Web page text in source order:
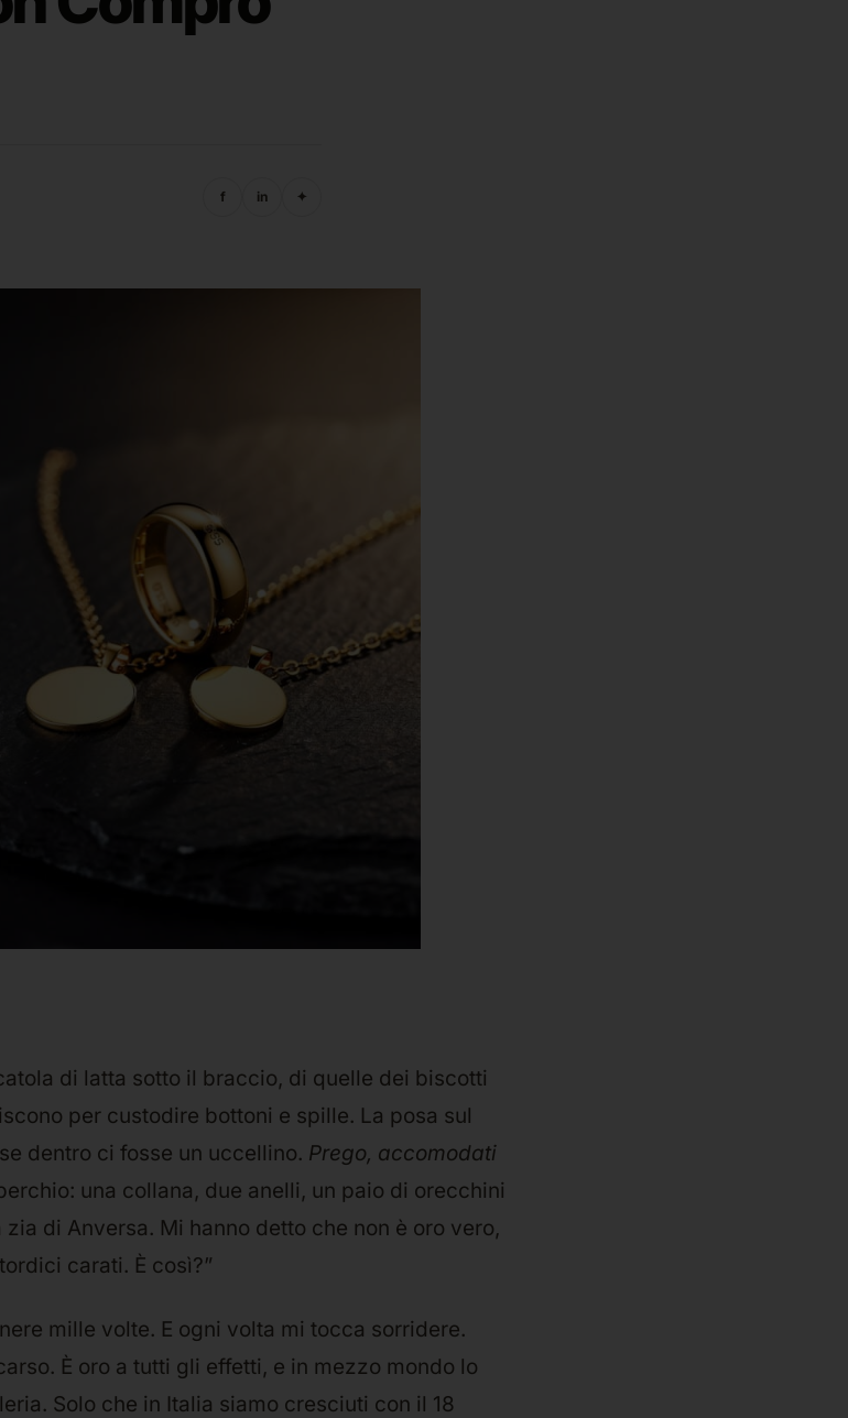
f in ✦
di latta sotto il braccio, di quelle dei biscotti
per custodire bottoni e spille. La posa sul
dentro ci fosse un uccellino. Prego, accomodati
una collana, due anelli, un paio di orecchini
di Anversa. Mi hanno detto che non è oro vero,
carati. È così?”
mille volte. E ogni volta mi tocca sorridere.
È oro a tutti gli effetti, e in mezzo mondo lo
Solo che in Italia siamo cresciuti con il 18